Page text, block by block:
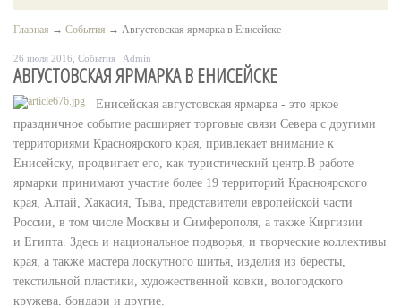
Главная → События → Августовская ярмарка в Енисейске
26 июля 2016, События Admin
АВГУСТОВСКАЯ ЯРМАРКА В ЕНИСЕЙСКЕ
Енисейская августовская ярмарка - это яркое
праздничное событие расширяет торговые связи Севера с другими
территориями Красноярского края, привлекает внимание к
Енисейску, продвигает его, как туристический центр.В работе
ярмарки принимают участие более 19 территорий Красноярского
края, Алтай, Хакасия, Тыва, представители европейской части
России, в том числе Москвы и Симферополя, а также Киргизии
и Египта. Здесь и национальное подворья, и творческие коллективы
края, а также мастера лоскутного шитья, изделия из бересты,
текстильной пластики, художественной ковки, вологодского
кружева, бондари и другие.